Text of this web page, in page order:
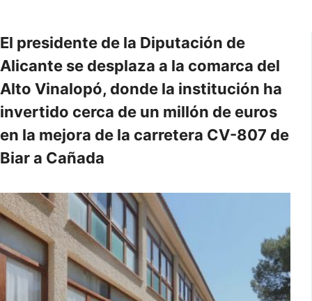
El presidente de la Diputación de
Alicante se desplaza a la comarca del
Alto Vinalopó, donde la institución ha
invertido cerca de un millón de euros
en la mejora de la carretera CV-807 de
Biar a Cañada